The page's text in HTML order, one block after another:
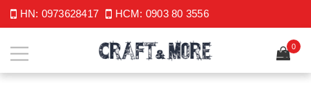
HN: 0973628417 HCM: 0903 80 3556
0